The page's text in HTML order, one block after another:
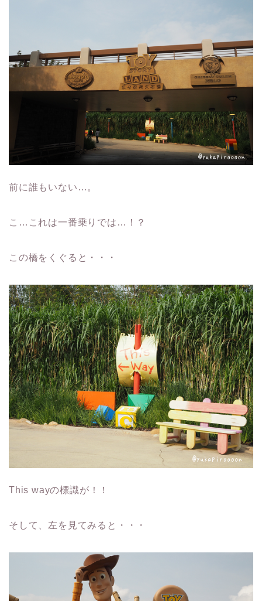
前に誰もいない…。
こ…これは一番乗りでは…！？
この橋をくぐると・・・
This wayの標識が！！
そして、左を見てみると・・・